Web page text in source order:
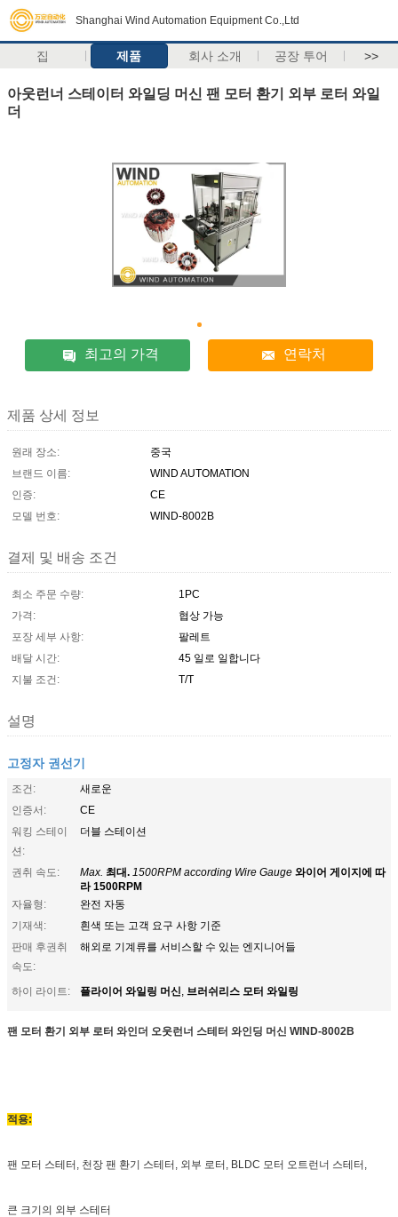
Shanghai Wind Automation Equipment Co.,Ltd
집 제품 회사 소개 공장 투어 >>
아웃런너 스테이터 와일딩 머신 팬 모터 환기 외부 로터 와일
더
최고의 가격 연락처
제품 상세 정보
원래 장소:
중국
브랜드 이름:
WIND AUTOMATION
인증:
CE
모델 번호:
WIND-8002B
결제 및 배송 조건
최소 주문 수량:
1PC
가격:
협상 가능
포장 세부 사항:
팔레트
배달 시간:
45 일로 일합니다
지불 조건:
T/T
설명
고정자 권선기
조건:
새로운
인증서:
CE
워킹 스테이
션:
더블 스테이션
권취 속도: Max. 최대. 1500RPM according Wire Gauge 와이어 게이지에 따
라 1500RPM
자율형:
완전 자동
기재색:
흰색 또는 고객 요구 사항 기준
판매 후권취
속도:
해외로 기계류를 서비스할 수 있는 엔지니어들
하이 라이트: 플라이어 와일링 머신, 브러쉬리스 모터 와일링
팬 모터 환기 외부 로터 와인더 오웃런너 스테터 와인딩 머신 WIND-8002B
적용:
팬 모터 스테터, 천장 팬 환기 스테터, 외부 로터, BLDC 모터 오트런너 스테터,
큰 크기의 외부 스테터